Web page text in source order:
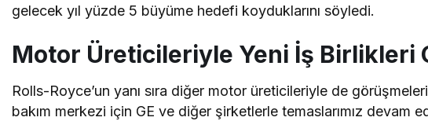
gelecek yıl yüzde 5 büyüme hedefi koyduklarını söyledi.
Motor Üreticileriyle Yeni İş Birlikleri
Rolls-Royce’un yanı sıra diğer motor üreticileriyle de
bakım merkezi için GE ve diğer şirketlerle temaslarımız devam